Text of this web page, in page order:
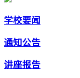
学校要闻
通知公告
讲座报告